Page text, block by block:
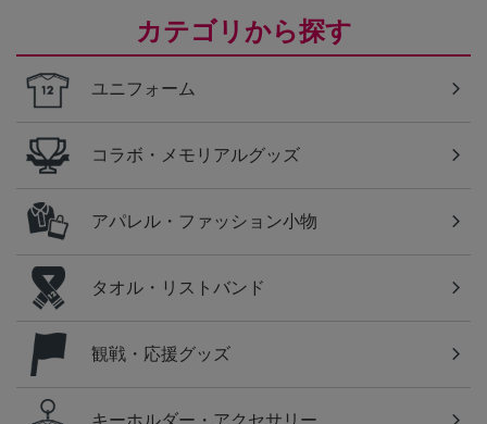
カテゴリから探す
ユニフォーム
コラボ・メモリアルグッズ
アパレル・ファッション小物
タオル・リストバンド
観戦・応援グッズ